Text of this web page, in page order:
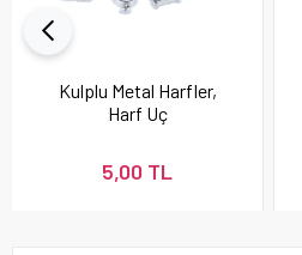
Kulplu Metal Harfler,
Harf Uç
5,00 TL